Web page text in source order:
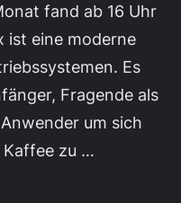
fand ab 16 Uhr
ist eine moderne
Es
Fragende als
um sich
Kaffee zu …